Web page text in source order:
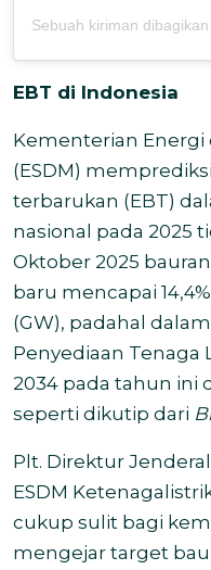
EBT di Indonesia
Kementerian Energi
(ESDM)
terbarukan (EBT)
nasional pada 2025
Oktober 2025
baru mencapai
(GW), padahal
Penyediaan Tenaga
2034 pada tahun ini
seperti dikutip dari
Plt. Direktur
ESDM
cukup sulit bagi
mengejar target